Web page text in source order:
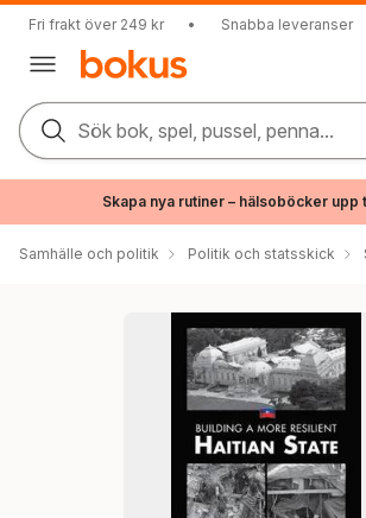
Fri frakt över 249 kr • Snabba leveranser
Sök bok, spel, pussel, penna...
Skapa nya rutiner – hälsoböcker upp
Samhälle och politik Politik och statsskick